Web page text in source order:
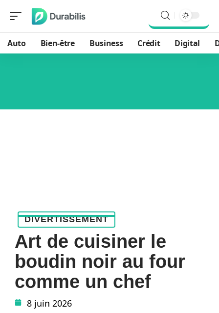
Auto Bien-être Business Crédit Digital
DIVERTISSEMENT
Art de cuisiner le
boudin noir au four
comme un chef
8 juin 2026